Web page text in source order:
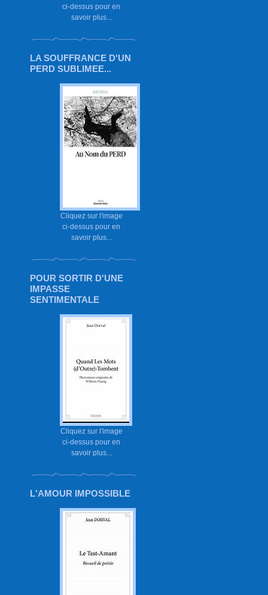
ci-dessus pour en
savoir plus...
LA SOUFFRANCE D'UN
PERD SUBLIMEE...
Cliquez sur l'image
ci-dessus pour en
savoir plus...
POUR SORTIR D'UNE
IMPASSE
SENTIMENTALE
Cliquez sur l'image
ci-dessus pour en
savoir plus...
L'AMOUR IMPOSSIBLE